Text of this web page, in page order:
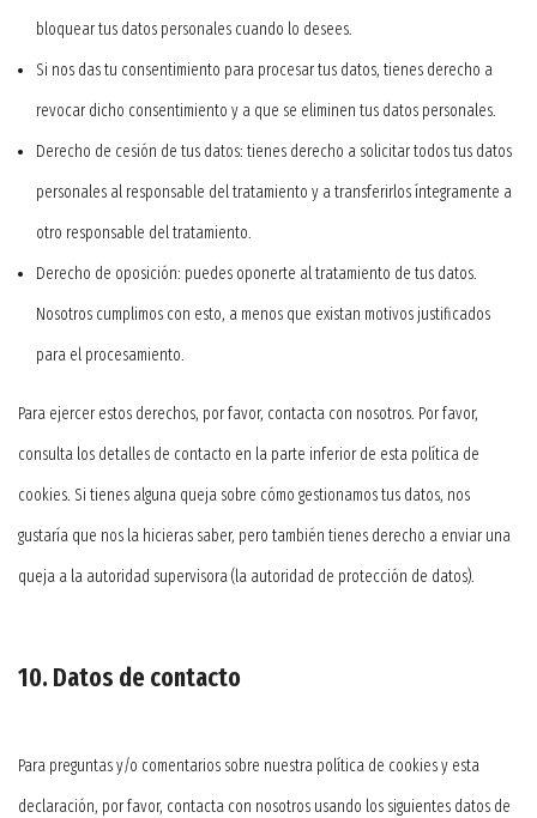
bloquear tus datos personales cuando lo desees.
Si nos das tu consentimiento para procesar tus datos, tienes derecho a
revocar dicho consentimiento y a que se eliminen tus datos personales.
Derecho de cesión de tus datos: tienes derecho a solicitar todos tus datos
personales al responsable del tratamiento y a transferirlos íntegramente a
otro responsable del tratamiento.
Derecho de oposición: puedes oponerte al tratamiento de tus datos.
Nosotros cumplimos con esto, a menos que existan motivos justificados
para el procesamiento.
Para ejercer estos derechos, por favor, contacta con nosotros. Por favor,
consulta los detalles de contacto en la parte inferior de esta política de
cookies. Si tienes alguna queja sobre cómo gestionamos tus datos, nos
gustaría que nos la hicieras saber, pero también tienes derecho a enviar una
queja a la autoridad supervisora (la autoridad de protección de datos).
10. Datos de contacto
Para preguntas y/o comentarios sobre nuestra política de cookies y esta
declaración, por favor, contacta con nosotros usando los siguientes datos de